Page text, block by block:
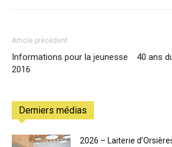
Article précédent
Informations pour la jeunesse
2016
40 ans
Derniers médias
2026 – Laiterie